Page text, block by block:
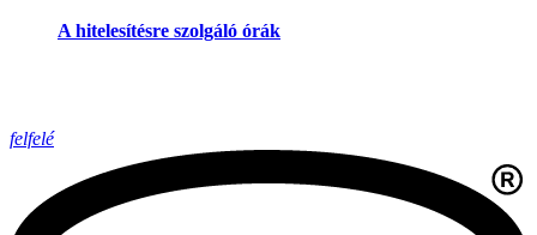
A hitelesítésre szolgáló órák
felfelé